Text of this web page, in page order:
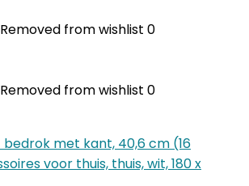
Removed from wishlist 0
Removed from wishlist 0